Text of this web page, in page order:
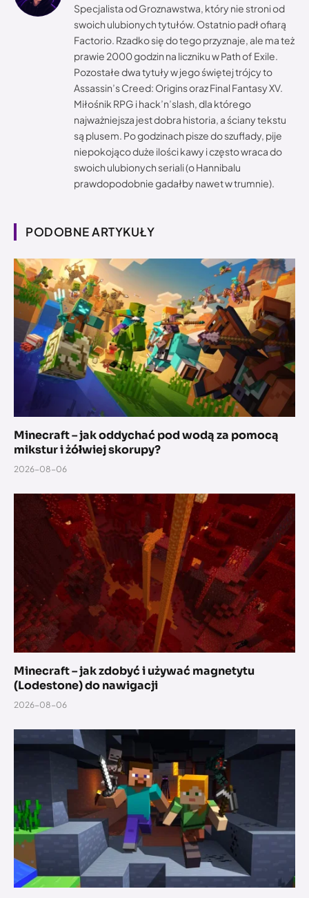
Specjalista od Groznawstwa, który nie stroni od
swoich ulubionych tytułów. Ostatnio padł ofiarą
Factorio. Rzadko się do tego przyznaje, ale ma też
prawie 2000 godzin na liczniku w Path of Exile.
Pozostałe dwa tytuły w jego świętej trójcy to
Assassin’s Creed: Origins oraz Final Fantasy XV.
Miłośnik RPG i hack’n’slash, dla którego
najważniejsza jest dobra historia, a ściany tekstu
są plusem. Po godzinach pisze do szuflady, pije
niepokojąco duże ilości kawy i często wraca do
swoich ulubionych seriali (o Hannibalu
prawdopodobnie gadałby nawet w trumnie).
PODOBNE ARTYKUŁY
Minecraft – jak oddychać pod wodą za pomocą
mikstur i żółwiej skorupy?
2026-08-06
Minecraft – jak zdobyć i używać magnetytu
(Lodestone) do nawigacji
2026-08-06